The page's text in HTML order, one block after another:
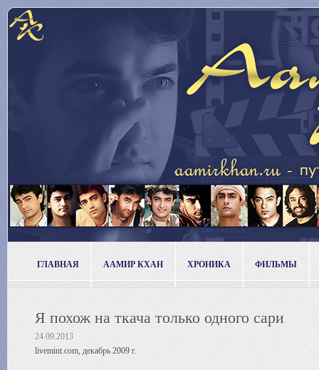
ГЛАВНАЯ ААМИР КХАН ХРОНИКА ФИЛЬМЫ
Я похож на ткача только одного сари
24.09.2013
livemint.com, декабрь 2009 г.